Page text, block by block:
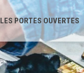
LES PORTES OUVERTES